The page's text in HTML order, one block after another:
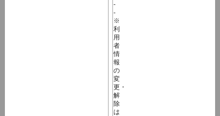
-
-
※
利
用
者
情
報
の
変
更・
解
除
は